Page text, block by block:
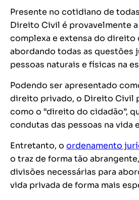
Presente no cotidiano de
Direito Civil é provavelmente a
complexa e extensa do direito
abordando todas as questões
pessoas naturais e físicas na
Podendo ser apresentado
direito privado, o Direito Civil
como o “direito do cidadão”,
condutas das pessoas na vida
Entretanto, o ordenamento
o traz de forma tão
divisões necessárias para
vida privada de forma mais